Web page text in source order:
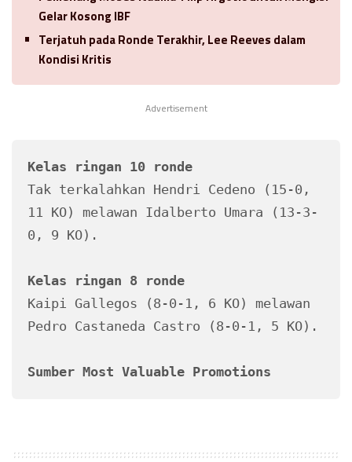
Gelar Kosong IBF
Terjatuh pada Ronde Terakhir, Lee Reeves dalam
Kondisi Kritis
Advertisement
Kelas ringan 10 ronde
Tak terkalahkan Hendri Cedeno (15-0,
11 KO) melawan Idalberto Umara (13-3-
0, 9 KO).
Kelas ringan 8 ronde
Kaipi Gallegos (8-0-1, 6 KO) melawan
Pedro Castaneda Castro (8-0-1, 5 KO).
Sumber Most Valuable Promotions